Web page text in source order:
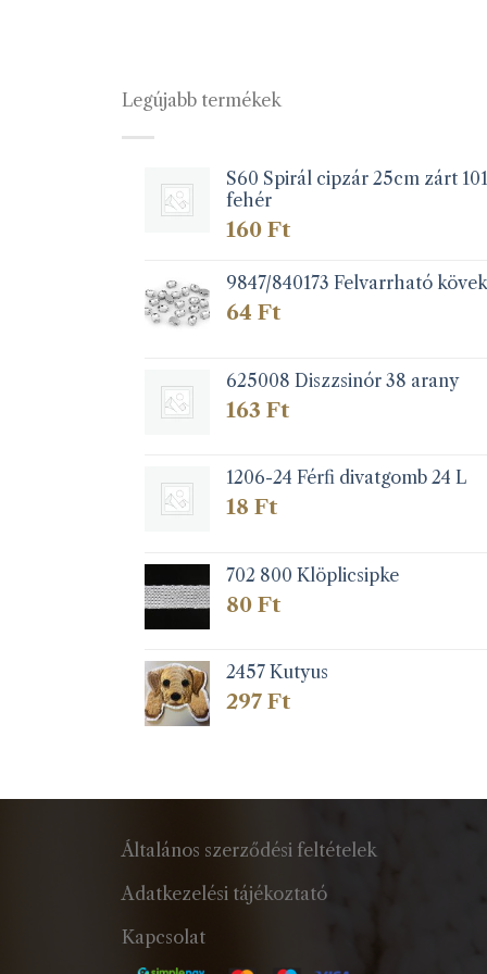
Legújabb termékek
S60 Spirál cipzár 25cm zárt 101
fehér
160 Ft
9847/840173 Felvarrható kövek
64 Ft
625008 Diszzsinór 38 arany
163 Ft
1206-24 Férfi divatgomb 24 L
18 Ft
702 800 Klöplicsipke
80 Ft
2457 Kutyus
297 Ft
Általános szerződési feltételek
Adatkezelési tájékoztató
Kapcsolat